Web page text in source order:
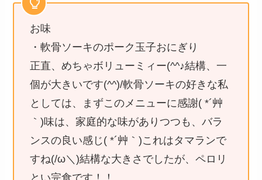
お味
・軟骨ソーキのポーク玉子おにぎり
正直、めちゃボリューミィー(^^♪結構、一
個が大きいです(^^)/軟骨ソーキの好きな私
としては、まずこのメニューに感謝( *´艸
｀)味は、家庭的な味がありつつも、バラ
ンスの良い感じ( *´艸｀)これはタマランで
すね(/ω＼)結構な大きさでしたが、ペロリ
とい完食です！！